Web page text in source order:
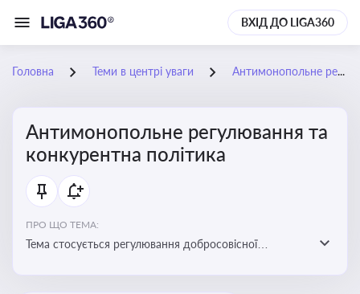
ВХІД ДО LIGA360
Головна Теми в центрі уваги Антимонопольне регулювання та конкурентна політика
Антимонопольне регулювання та
конкурентна політика
ПРО ЩО ТЕМА:
Тема стосується регулювання добросовісної